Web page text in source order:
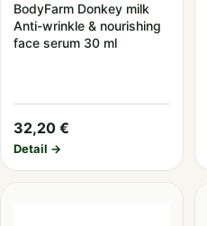
BodyFarm Donkey milk
Anti-wrinkle & nourishing
face serum 30 ml
32,20 €
Detail →